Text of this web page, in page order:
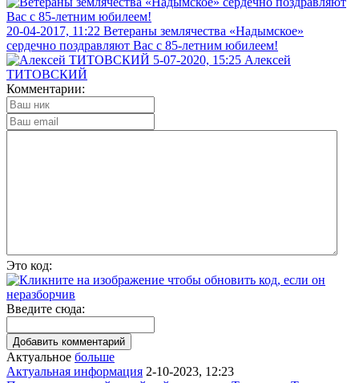
20-04-2017, 11:22 Ветераны землячества «Надымское»
сердечно поздравляют Вас с 85-летним юбилеем!
5-07-2020, 15:25 Алексей
ТИТОВСКИЙ
Комментарии:
Это код:
Введите сюда:
Актуальное больше
Актуальная информация 2-10-2023, 12:23